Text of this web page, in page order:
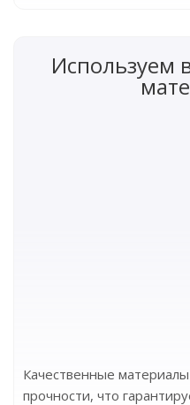
Используем
Качественные
прочности, что